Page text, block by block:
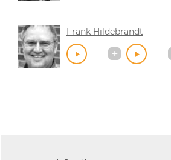
Frank Hildebrandt